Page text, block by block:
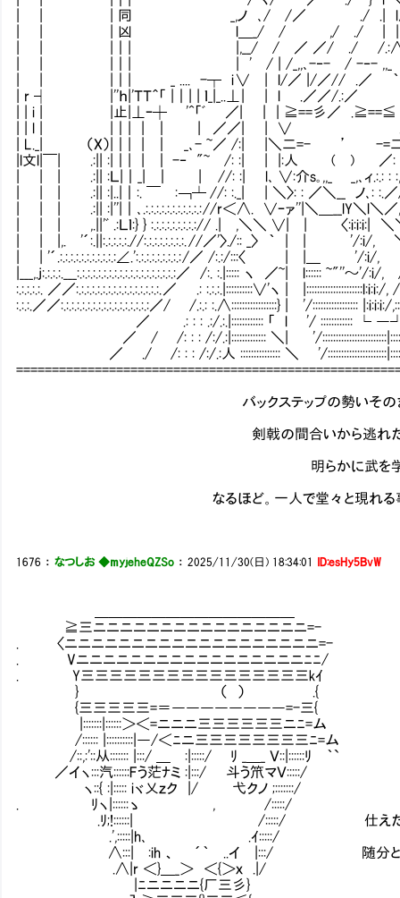
| | | 同 _,ノ ､/ /／ ./ .| l∧ ∨,
| | | 凶 l＿_/ / ,/ ./ | | ∧
| | |｜| |,__/ / ／ ／/ ./ /
| | |｜| | ' / | /_,,､-‐- / -‐- ,,_
| | |｜| _ .... -┬ i ∨ | l/／ |/／// .／
| r ┤ |''ｈ|'ＴＴ＾「 |｜| | ｌ_|_..⊥ | | l .／／/
| | i | |止|⊥ｰ┼ '^「ﾞ ／| | | ≧==彡／
| | l | |｜| | ｜ | ／／| | ∨ ./| | |
| L._| （X）|｜| | ｜ _､- ~／ /:| |＼二=- ’ -=
|l文l|￣| .:|| :|｜| | ｜ -‐ "~ /: :| | |:人 ( ) ／
| | | .:|| :Ｌ|｜_| ｜ | //: :| l､ ∨:介s｡,,_ _,､ィ.:.: :
| | | .:|| :|..|｜:. ￣ :￢┴ //: :._| | ＼〉: : ／＼__ ノ､
| | | .:|| :|''|｜､.:.:.:.:.:.:.:.:.:.:.: //r＜∧. ∨ｰァ''|＼＿__lY
| | | ,.||'ﾞ .:Ｌｌ:} } :.:.:.:.:.:.:.:.:// .| ,＼＼ ∨| | 〈
| | |,. '´:.||:.:.:.:.:.//:.:.:.:.:.:.:.:. //／'〉./:: _〉 ｀ | | '/:i/,
| | '´.:.:.:.:.:.:.:.:.:.:.:∠.':.:.:.:.:.:.:.:.: /／ /:.:/:::〈 | |＿
|___,.j:.:.:.:.___:.:.:.:.:.:.:.:.:.:.:.:.:.:.:.:.:.:.:／ /:. :.|::::: ヽ ／~| l::::::
:.:.:.:.:. ／／:.:.:.:.:.:.:.:.:.:.:.:.:.:.:.:. ／ .: :.:.:.|::::::::::∨'ヽ |
:.:.:.／／:.:.:.:.:.:.:.:.:.:.:.:.:.:.:.:.:／/ /.:.: :.∧:::::::::::::::::} | '/:::::::::::::::::
／ .: : : .:/.:.|:::::::::::: 「 l '/ :::::::::::: └ ―┘
／ / /: : : /:/.:|::::::::::::: ＼| '/
／ ./ /: : : /:/.:人 ::::::::::::::: ＼ '/
バックステップの勢いそのまま、二
剣戟の間合いから逃れたメイドが、
明らかに武を学んだ動
なるほど。一人で堂々と現れる事ができた
1676 ：なつしお ◆myjeheQZSo ：2025/11/30(日) 18:34:01 ID:esHy5BvW
≧三ニニニニニニニニニニニニニニニニ=-
. 〈ニニニニニニニニニニニニニニニニニニニ=-
. Vニニニニニニニニニニニニニニニニニﾆﾆ/
. Y三三三三三三三三三三三三三三三三kｲ
} （ ） .{
{三三三三三=＝――――――――=-三{
|:::::::|::::::＞＜=ニニニ三三三三三三ニﾆ=ム
/:::::: |::::::::::|―/＜ﾆニ三三三三三三三三ﾆ=ム
/::,:'::从::::::: |:::/ ＿ :|:::::/ ﾘ _＿_ Ｖ::|::::::ﾘ ｀`
／イヽ:::汽::::::Fう茫ﾅミ :|:::/ 斗う笊マＶ:::::/
ヽ::{ :|::::: iヾ乂ｚク |/ 弋クノ ;:::::::/
. ﾘヽ|::::::ゝ , /:::::/
.ﾘ;!::::::| /:::::/ 仕えた主君を捨て置き
.',:::::|h､ .ｲ:::::/
∧:::| :ih 、 ´｀ ..イ |:::/ 随分と動け
.∧|r ＜}＿_＞ ＜{＞ｘ .|/
|ﾆニニニニ{厂三彡}